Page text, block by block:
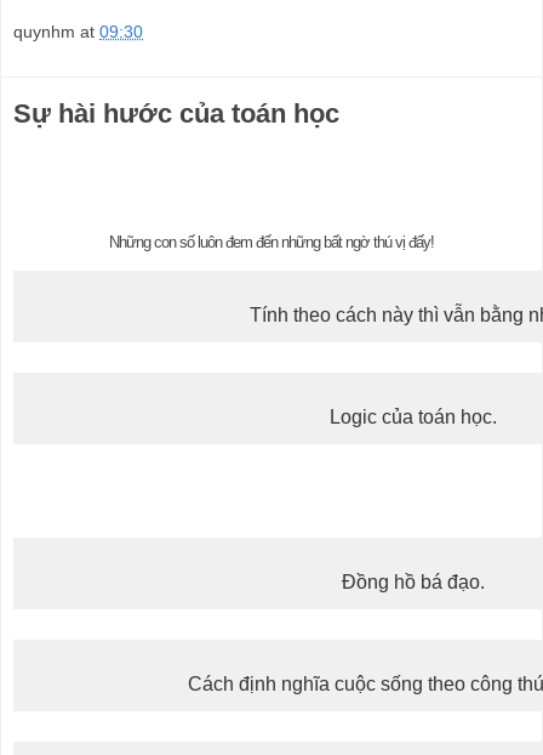
quynhm at 09:30
Sự hài hước của toán học
Những con số luôn đem đến những bất ngờ thú vị đấy!
Tính theo cách này thì vẫn bằng
Logic của toán học.
Đồng hồ bá đạo.
Cách định nghĩa cuộc sống theo công